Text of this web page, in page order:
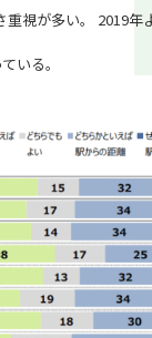
視が多い。 2019年
いる。